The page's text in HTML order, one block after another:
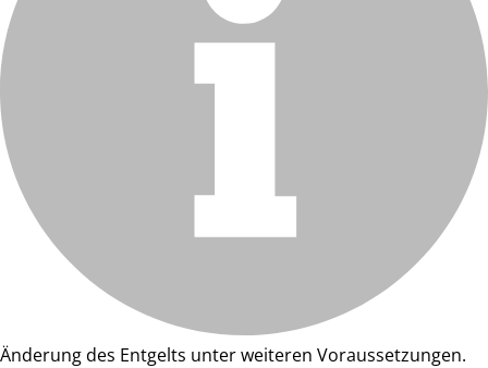
Änderung des Entgelts unter weiteren Voraussetzungen.